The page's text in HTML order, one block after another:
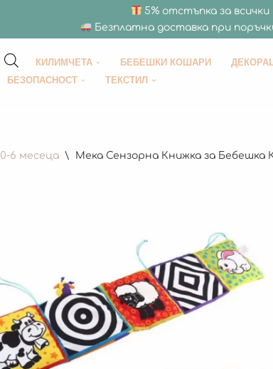
5% отстъпка за
Безплатна доставка при
КИЛИМЧЕТА БЕБЕШКИ КОШАРИ
БЕЗОПАСНОСТ
ТЕКСТИЛ
0-6 месеца \ Мека Сензорна Книжка за Бебешка